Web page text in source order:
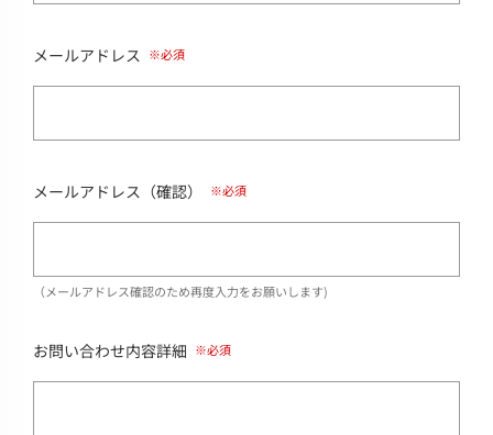
メールアドレス
メールアドレス（確認）
（メールアドレス確認のため再度入力をお願いします)
お問い合わせ内容詳細